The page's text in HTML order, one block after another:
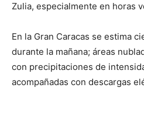
Zulia, especialmente en horas
En la Gran Caracas se estima
durante la mañana; áreas
con precipitaciones de
acompañadas con descargas